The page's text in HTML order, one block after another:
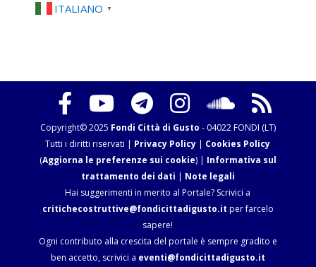
ITALIANO ▼
Copyright© 2025 Fondi Città di Gusto - 04022 FONDI (LT)
Tutti i diritti riservati | Privacy Policy | Cookies Policy
(Aggiorna le preferenze sui cookie) | Informativa sul
trattamento dei dati | Note legali
Hai suggerimenti in merito al Portale? Scrivici a
critichecostruttive@fondicittadigusto.it per farcelo
sapere!
Ogni contributo alla crescita del portale è sempre gradito e
ben accetto, scrivici a eventi@fondicittadigusto.it